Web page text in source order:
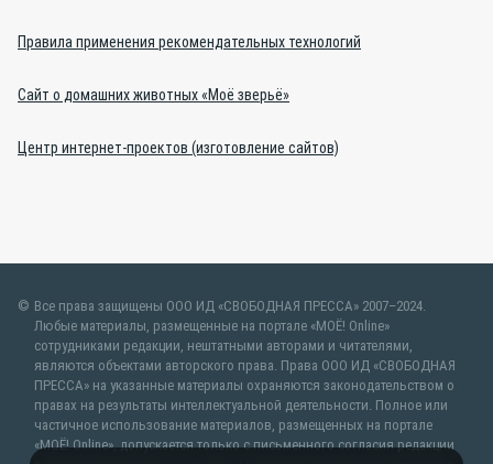
Правила применения рекомендательных технологий
Сайт о домашних животных «Моё зверьё»
Центр интернет-проектов (изготовление сайтов)
Все права защищены ООО ИД «СВОБОДНАЯ ПРЕССА» 2007–2024.
Любые материалы, размещенные на портале «МОЁ! Online»
сотрудниками редакции, нештатными авторами и читателями,
являются объектами авторского права. Права ООО ИД «СВОБОДНАЯ
ПРЕССА» на указанные материалы охраняются законодательством о
правах на результаты интеллектуальной деятельности. Полное или
частичное использование материалов, размещенных на портале
«МОЁ! Online», допускается только с письменного согласия редакции